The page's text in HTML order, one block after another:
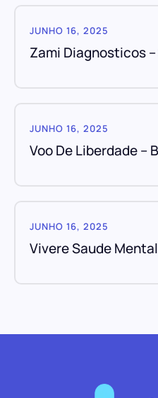
JUNHO 16, 2025
Zami Diagnosticos
JUNHO 16, 2025
Voo De Liberdade –
JUNHO 16, 2025
Vivere Saude